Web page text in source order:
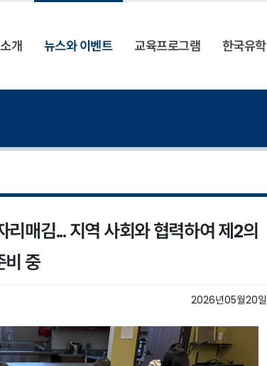
개 뉴스와 이벤트 교육프로그램 한국유학
매김... 지역 사회와 협력하여 제2의
비 중
2026년05월20일